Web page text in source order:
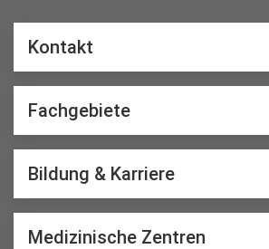
Kontakt
Fachgebiete
Bildung & Karriere
Medizinische Zentren